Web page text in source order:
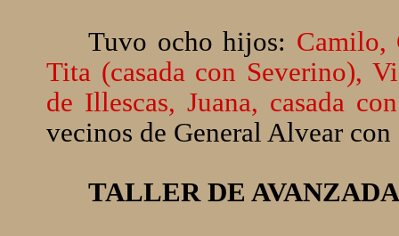
Tuvo ocho hijos: Camilo,
Tita (casada con Severino),
de Illescas, Juana, casada
vecinos de General Alvear con
TALLER DE